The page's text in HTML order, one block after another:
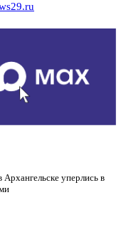
уперлись в